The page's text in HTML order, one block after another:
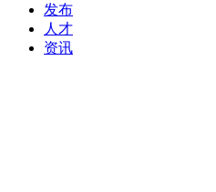
发布
人才
资讯